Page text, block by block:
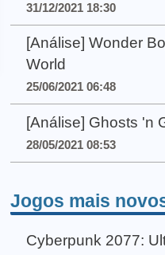
31/12/2021 18:30
[Análise] Wonder
World
25/06/2021 06:48
[Análise] Ghosts 'n
28/05/2021 08:53
Jogos mais
Cyberpunk 2077: